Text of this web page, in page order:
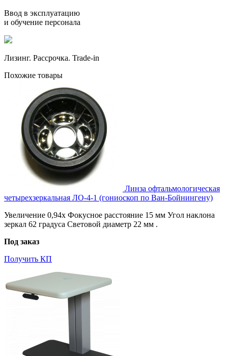
Ввод в эксплуатацию
и обучение персонала
Лизинг. Рассрочка. Trade-in
Похожие товары
Линза офтальмологическая
четырехзеркальная ЛО-4-1 (гониоскоп по Ван-Бойнингену)
Увеличение 0,94х Фокусное расстояние 15 мм Угол наклона
зеркал 62 градуса Световой диаметр 22 мм .
Под заказ
Получить КП